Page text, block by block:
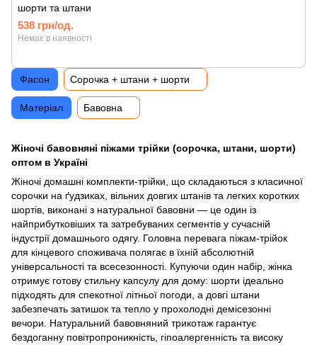
шорти та штани
538 грн/од.
Немає в наявності
Жіночі бавовняні піжами трійки (сорочка, штани, шорти)
оптом в Україні
Жіночі домашні комплекти-трійки, що складаються з класичної
сорочки на ґудзиках, вільних довгих штанів та легких коротких
шортів, виконані з натуральної бавовни — це один із
найприбутковіших та затребуваних сегментів у сучасній
індустрії домашнього одягу. Головна перевага піжам-трійок
для кінцевого споживача полягає в їхній абсолютній
універсальності та всесезонності. Купуючи один набір, жінка
отримує готову стильну капсулу для дому: шорти ідеально
підходять для спекотної літньої погоди, а довгі штани
забезпечать затишок та тепло у прохолодні демісезонні
вечори. Натуральний бавовняний трикотаж гарантує
бездоганну повітропроникність, гіпоалергенність та високу
Фасон Сорочка + штани + шорти
Матеріал Бавовна